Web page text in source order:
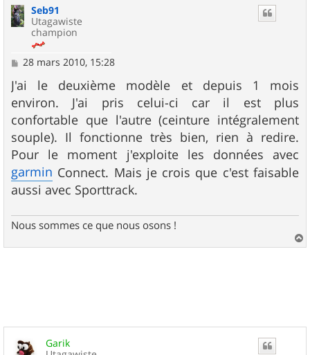
Seb91
Utagawiste
champion
M
s
s
a
g
e
28 mars 2010, 15:28
J'ai le deuxième modèle et depuis 1 mois
environ. J'ai pris celui-ci car il est plus
confortable que l'autre (ceinture intégralement
souple). Il fonctionne très bien, rien à redire.
Pour le moment j'exploite les données avec
garmin Connect. Mais je crois que c'est faisable
aussi avec Sporttrack.
Nous sommes ce que nous osons !
a
Garik